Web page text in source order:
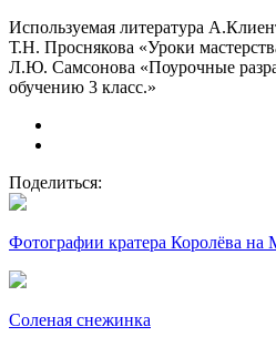
Используемая литература
Т.Н. Проснякова «Уроки
Л.Ю. Самсонова «Поурочные
обучению 3 класс.»
Поделиться:
Фотографии кратера Королёва на
Соленая снежинка